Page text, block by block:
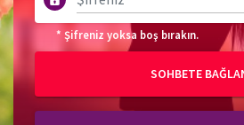
* Şifreniz yoksa boş bırakın.
SOHBETE